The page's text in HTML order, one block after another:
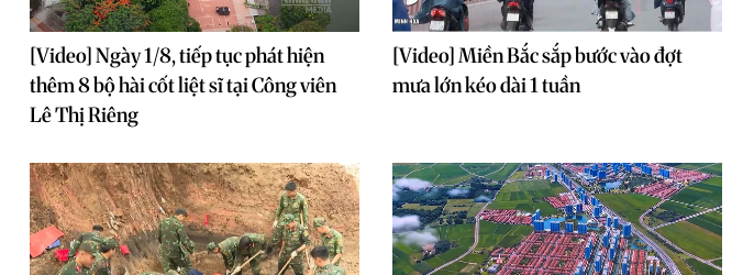
[Video] Ngày 1/8, tiếp tục phát hiện
thêm 8 bộ hài cốt liệt sĩ tại Công viên
Lê Thị Riêng
[Video] Miền Bắc sắp bước vào đợt
mưa lớn kéo dài 1 tuần